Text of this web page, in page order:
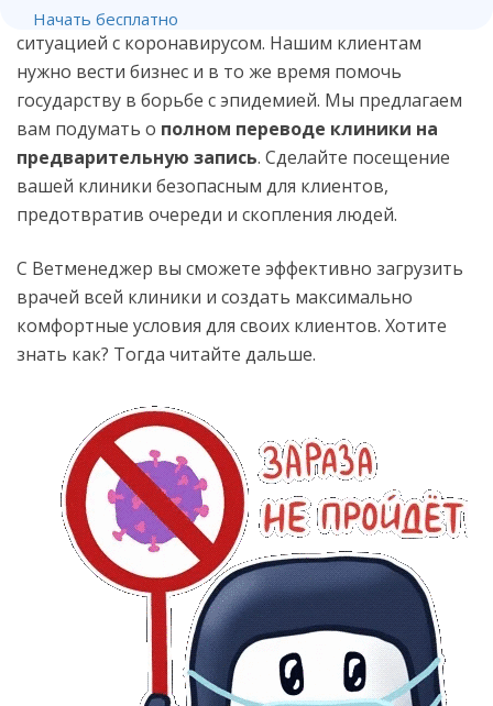
Начать бесплатно
Многие клиники уже пострадали в связи с
ситуацией с коронавирусом. Нашим клиентам
нужно вести бизнес и в то же время помочь
государству в борьбе с эпидемией. Мы предлагаем
вам подумать о полном переводе клиники на
предварительную запись. Сделайте посещение
вашей клиники безопасным для клиентов,
предотвратив очереди и скопления людей.
С Ветменеджер вы сможете эффективно загрузить
врачей всей клиники и создать максимально
комфортные условия для своих клиентов. Хотите
знать как? Тогда читайте дальше.